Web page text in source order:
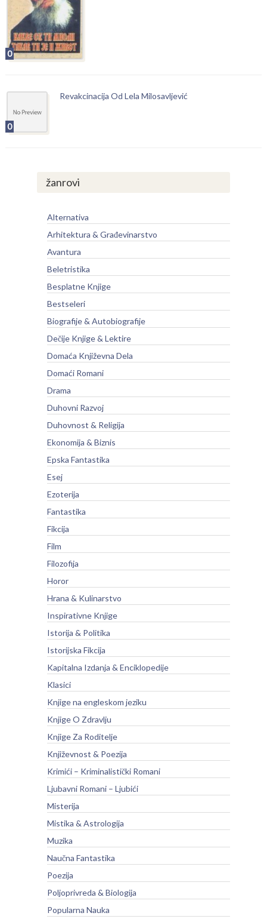
0
0
Revakcinacija Od Lela Milosavljević
žanrovi
Alternativa
Arhitektura & Građevinarstvo
Avantura
Beletristika
Besplatne Knjige
Bestseleri
Biografije & Autobiografije
Dečije Knjige & Lektire
Domaća Književna Dela
Domaći Romani
Drama
Duhovni Razvoj
Duhovnost & Religija
Ekonomija & Biznis
Epska Fantastika
Esej
Ezoterija
Fantastika
Fikcija
Film
Filozofija
Horor
Hrana & Kulinarstvo
Inspirativne Knjige
Istorija & Politika
Istorijska Fikcija
Kapitalna Izdanja & Enciklopedije
Klasici
Knjige na engleskom jeziku
Knjige O Zdravlju
Knjige Za Roditelje
Književnost & Poezija
Krimići – Kriminalistički Romani
Ljubavni Romani – Ljubići
Misterija
Mistika & Astrologija
Muzika
Naučna Fantastika
Poezija
Poljoprivreda & Biologija
Popularna Nauka